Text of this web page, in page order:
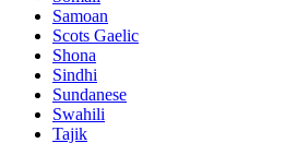
Samoan
Scots Gaelic
Shona
Sindhi
Sundanese
Swahili
Tajik